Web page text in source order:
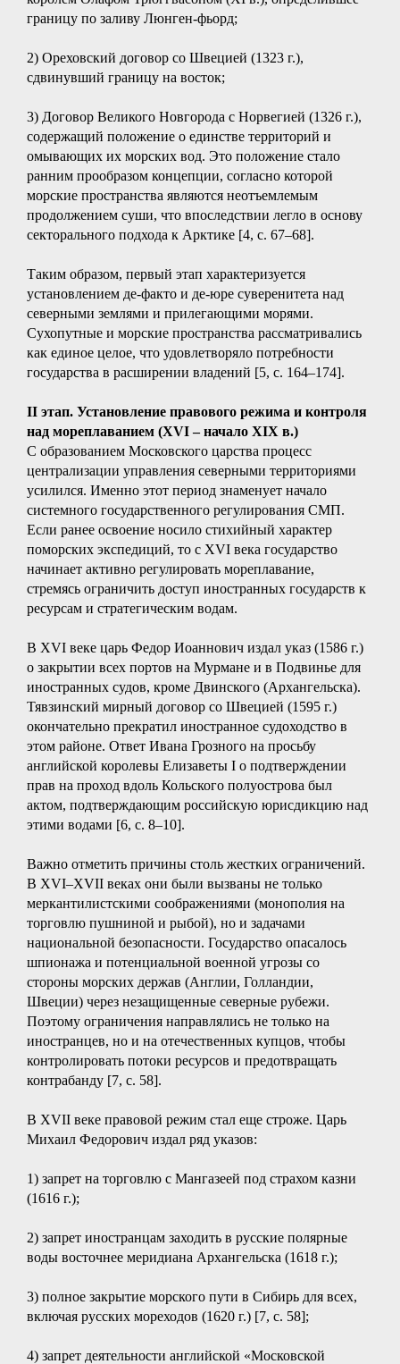
границу по заливу Люнген-фьорд;
2) Ореховский договор со Швецией (1323 г.),
сдвинувший границу на восток;
3) Договор Великого Новгорода с Норвегией (1326 г.),
содержащий положение о единстве территорий и
омывающих их морских вод. Это положение стало
ранним прообразом концепции, согласно которой
морские пространства являются неотъемлемым
продолжением суши, что впоследствии легло в основу
секторального подхода к Арктике [4, с. 67–68].
Таким образом, первый этап характеризуется
установлением де-факто и де-юре суверенитета над
северными землями и прилегающими морями.
Сухопутные и морские пространства рассматривались
как единое целое, что удовлетворяло потребности
государства в расширении владений [5, с. 164–174].
II этап. Установление правового режима и контроля
над мореплаванием (XVI – начало XIX в.)
С образованием Московского царства процесс
централизации управления северными территориями
усилился. Именно этот период знаменует начало
системного государственного регулирования СМП.
Если ранее освоение носило стихийный характер
поморских экспедиций, то с XVI века государство
начинает активно регулировать мореплавание,
стремясь ограничить доступ иностранных государств к
ресурсам и стратегическим водам.
В XVI веке царь Федор Иоаннович издал указ (1586 г.)
о закрытии всех портов на Мурмане и в Подвинье для
иностранных судов, кроме Двинского (Архангельска).
Тявзинский мирный договор со Швецией (1595 г.)
окончательно прекратил иностранное судоходство в
этом районе. Ответ Ивана Грозного на просьбу
английской королевы Елизаветы I о подтверждении
прав на проход вдоль Кольского полуострова был
актом, подтверждающим российскую юрисдикцию над
этими водами [6, с. 8–10].
Важно отметить причины столь жестких ограничений.
В XVI–XVII веках они были вызваны не только
меркантилистскими соображениями (монополия на
торговлю пушниной и рыбой), но и задачами
национальной безопасности. Государство опасалось
шпионажа и потенциальной военной угрозы со
стороны морских держав (Англии, Голландии,
Швеции) через незащищенные северные рубежи.
Поэтому ограничения направлялись не только на
иностранцев, но и на отечественных купцов, чтобы
контролировать потоки ресурсов и предотвращать
контрабанду [7, с. 58].
В XVII веке правовой режим стал еще строже. Царь
Михаил Федорович издал ряд указов:
1) запрет на торговлю с Мангазеей под страхом казни
(1616 г.);
2) запрет иностранцам заходить в русские полярные
воды восточнее меридиана Архангельска (1618 г.);
3) полное закрытие морского пути в Сибирь для всех,
включая русских мореходов (1620 г.) [7, с. 58];
4) запрет деятельности английской «Московской